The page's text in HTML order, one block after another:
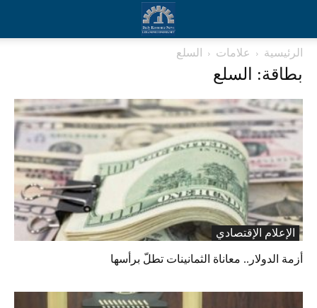
الرئيسية علامات السلع
بطاقة: السلع
الإعلام الإقتصادي
أزمة الدولار.. معاناة الثمانينات تطلّ برأسها